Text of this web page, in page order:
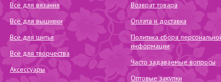
Всё для вязания
Всё для вышивки
Всё для шитья
Всё для творчества
Аксессуары
Возврат товара
Оплата и доставка
Политика сбора
информации
Часто задаваемые вопросы
Оптовые закупки